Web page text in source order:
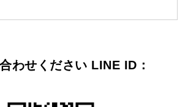
わせください LINE ID：